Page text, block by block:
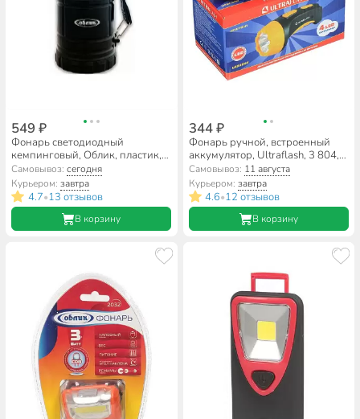
549 ₽
Фонарь светодиодный
кемпинговый, Облик, пластик,
4031 - 3 COB+1 LED (3*AA),
УТ-00000744
Самовывоз:сегодня
Курьером:завтра
4.7•13 отзывов
В корзину
344 ₽
Фонарь ручной, встроенный
аккумулятор, Ultraflash, 3 804,
зарядка от сети 220 В, пластик,
режим SOS, черно-желтый,
9215
Самовывоз: 11 августа
Курьером: завтра
4.6•12 отзывов
В корзину